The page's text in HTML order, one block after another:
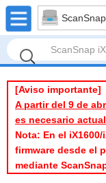
[Aviso importante]
A partir del 9 de
es necesario
Nota: En el
firmware desde el
mediante